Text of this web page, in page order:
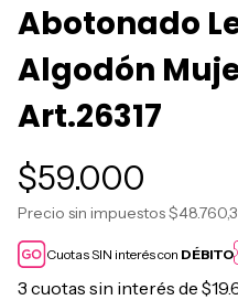
Abotonado
Algodón
Art.26317
$59.000
Precio sin impuestos
Cuotas SIN interés con DÉBITO
3 cuotas sin interés de